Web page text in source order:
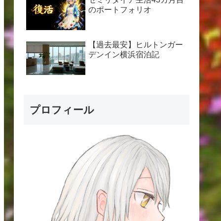
のポートフォリオ
【過去最安】ヒルトンガー
デンイン横浜宿泊記
プロフィール